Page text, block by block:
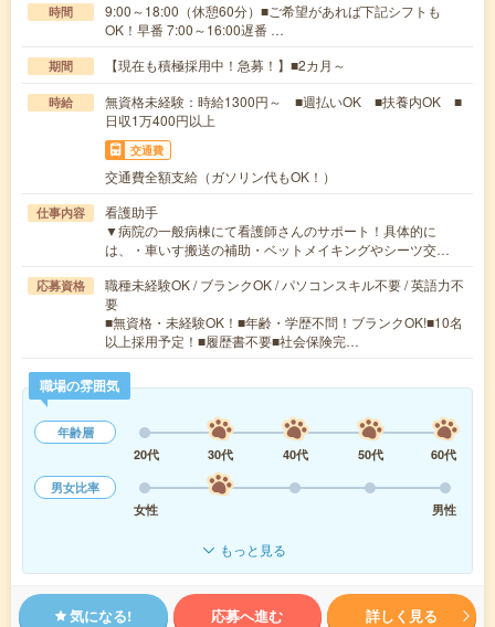
時間
9:00～18:00（休憩60分）■ご希望があれば下記シフトも
OK！早番 7:00～16:00遅番 …
期間 【現在も積極採用中！急募！】■2カ月～
時給
無資格未経験：時給1300円～ ■週払いOK ■扶養内OK ■
日収1万400円以上
交通費
交通費全額支給（ガソリン代もOK！）
仕事内容
看護助手
▼病院の一般病棟にて看護師さんのサポート！具体的に
は、・車いす搬送の補助・ベットメイキングやシーツ交…
応募資格
職種未経験OK / ブランクOK / パソコンスキル不要 / 英語力不
要
■無資格・未経験OK！■年齢・学歴不問！ブランクOK!■10名
以上採用予定！■履歴書不要■社会保険完…
職場の雰囲気
年齢層
20代
30代 40代 50代
60代
男女比率
女性
男性
もっと見る
気になる! 応募へ進む 詳しく見る